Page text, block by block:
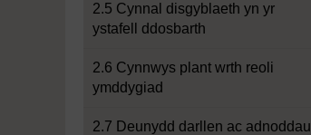
2.5 Cynnal disgyblaeth yn yr
ystafell ddosbarth
2.6 Cynnwys plant wrth reoli
ymddygiad
2.7 Deunydd darllen ac adnoddau